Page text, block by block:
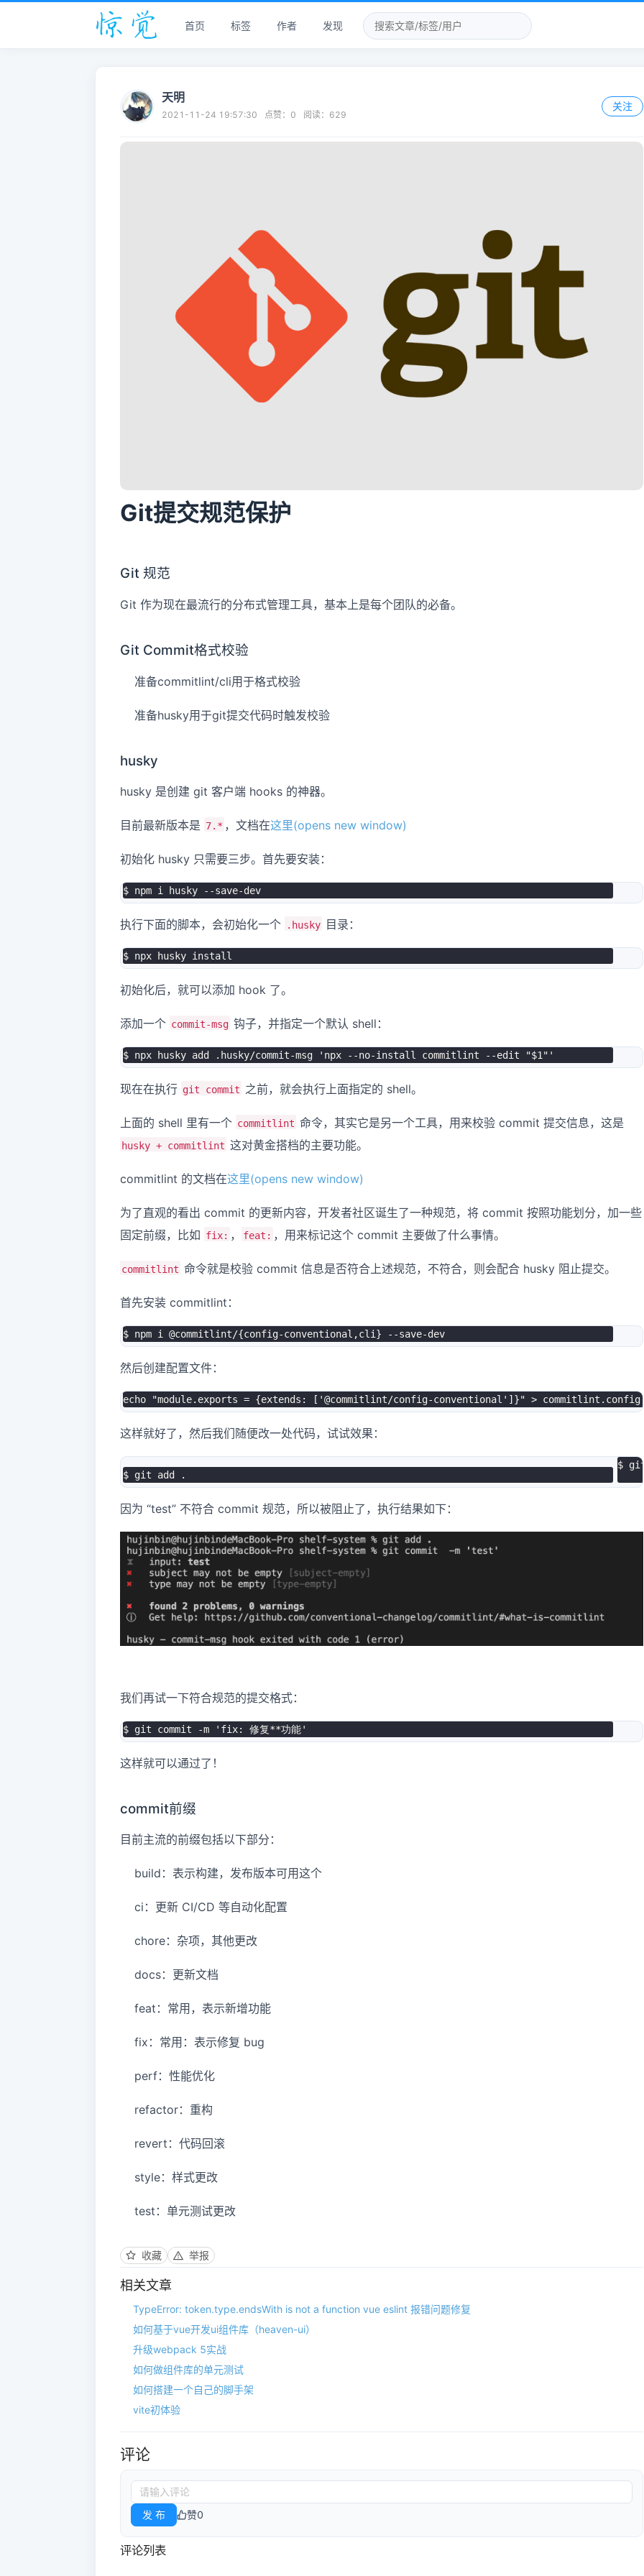
首页 标签 作者 发现
天明
2021-11-24 19:57:30 点赞： 0 阅读： 629
关注
Git提交规范保护
Git 规范
Git 作为现在最流行的分布式管理工具，基本上是每个团队的必备。
Git Commit格式校验
准备commitlint/cli用于格式校验
准备husky用于git提交代码时触发校验
husky
husky 是创建 git 客户端 hooks 的神器。
目前最新版本是 7.* ，文档在这里(opens new window)
初始化 husky 只需要三步。首先要安装：
$ npm i husky --save-dev
执行下面的脚本，会初始化一个 .husky 目录：
$ npx husky install
初始化后，就可以添加 hook 了。
添加一个 commit-msg 钩子，并指定一个默认 shell：
$ npx husky add .husky/commit-msg 'npx --no-install commitlint --edit "$1"'
现在在执行 git commit 之前，就会执行上面指定的 shell。
上面的 shell 里有一个 commitlint 命令，其实它是另一个工具，用来校验 commit 提交信息，这是
husky + commitlint 这对黄金搭档的主要功能。
commitlint 的文档在这里(opens new window)
为了直观的看出 commit 的更新内容，开发者社区诞生了一种规范，将 commit 按照功能划分，加一些
固定前缀，比如 fix: ， feat: ，用来标记这个 commit 主要做了什么事情。
commitlint 命令就是校验 commit 信息是否符合上述规范，不符合，则会配合 husky 阻止提交。
首先安装 commitlint：
$ npm i @commitlint/{config-conventional,cli} --save-dev
然后创建配置文件：
echo "module.exports = {extends: ['@commitlint/config-conventional']}" >
这样就好了，然后我们随便改一处代码，试试效果：
$ git add .
$
因为 “test” 不符合 commit 规范，所以被阻止了，执行结果如下：
我们再试一下符合规范的提交格式：
$ git commit -m 'fix: 修复**功能'
这样就可以通过了！
commit前缀
目前主流的前缀包括以下部分：
build：表示构建，发布版本可用这个
ci：更新 CI/CD 等自动化配置
chore：杂项，其他更改
docs：更新文档
feat：常用，表示新增功能
fix：常用：表示修复 bug
perf：性能优化
refactor：重构
revert：代码回滚
style：样式更改
test：单元测试更改
收藏 举报
相关文章
TypeError: token.type.endsWith is not a function vue eslint 报错问题修复
如何基于vue开发ui组件库（heaven-ui）
升级webpack 5实战
如何做组件库的单元测试
如何搭建一个自己的脚手架
vite初体验
评论
发 布 赞0
评论列表